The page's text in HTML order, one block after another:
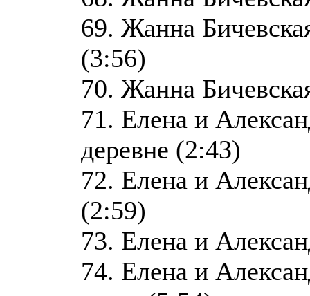
69. Жанна
(3:56)
70. Жанна
71. Елена и
деревне (2:43)
72. Елена и
(2:59)
73. Елена и
74. Елена и